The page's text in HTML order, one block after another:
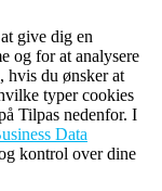
give dig en
og for at analysere
du ønsker at
typer cookies
Tilpas nedenfor. I
Data
kontrol over dine